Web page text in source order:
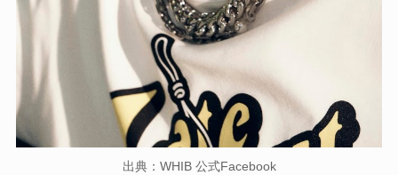
出典：WHIB 公式Facebook